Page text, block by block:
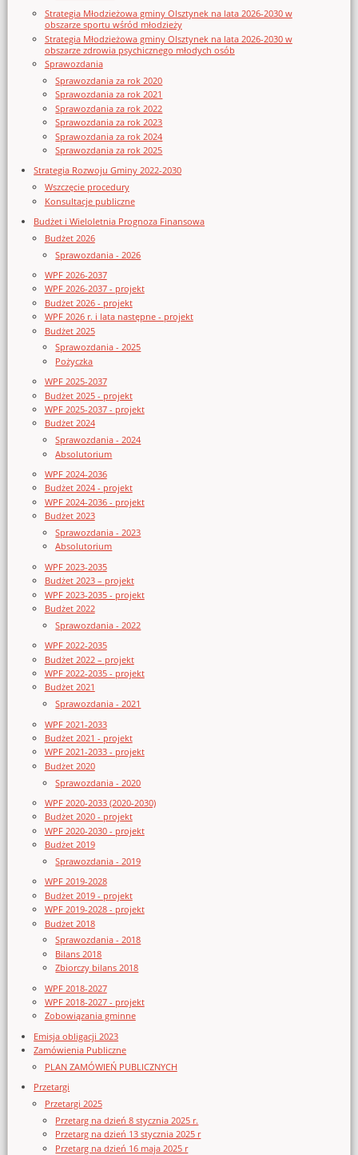
Strategia Młodzieżowa gminy Olsztynek na lata 2026-2030 w
obszarze sportu wśród młodzieży
Strategia Młodzieżowa gminy Olsztynek na lata 2026-2030 w
obszarze zdrowia psychicznego młodych osób
Sprawozdania
Sprawozdania za rok 2020
Sprawozdania za rok 2021
Sprawozdania za rok 2022
Sprawozdania za rok 2023
Sprawozdania za rok 2024
Sprawozdania za rok 2025
Strategia Rozwoju Gminy 2022-2030
Wszczęcie procedury
Konsultacje publiczne
Budżet i Wieloletnia Prognoza Finansowa
Budżet 2026
Sprawozdania - 2026
WPF 2026-2037
WPF 2026-2037 - projekt
Budżet 2026 - projekt
WPF 2026 r. i lata następne - projekt
Budżet 2025
Sprawozdania - 2025
Pożyczka
WPF 2025-2037
Budżet 2025 - projekt
WPF 2025-2037 - projekt
Budżet 2024
Sprawozdania - 2024
Absolutorium
WPF 2024-2036
Budżet 2024 - projekt
WPF 2024-2036 - projekt
Budżet 2023
Sprawozdania - 2023
Absolutorium
WPF 2023-2035
Budżet 2023 – projekt
WPF 2023-2035 - projekt
Budżet 2022
Sprawozdania - 2022
WPF 2022-2035
Budżet 2022 – projekt
WPF 2022-2035 - projekt
Budżet 2021
Sprawozdania - 2021
WPF 2021-2033
Budżet 2021 - projekt
WPF 2021-2033 - projekt
Budżet 2020
Sprawozdania - 2020
WPF 2020-2033 (2020-2030)
Budżet 2020 - projekt
WPF 2020-2030 - projekt
Budżet 2019
Sprawozdania - 2019
WPF 2019-2028
Budżet 2019 - projekt
WPF 2019-2028 - projekt
Budżet 2018
Sprawozdania - 2018
Bilans 2018
Zbiorczy bilans 2018
WPF 2018-2027
WPF 2018-2027 - projekt
Zobowiązania gminne
Emisja obligacji 2023
Zamówienia Publiczne
PLAN ZAMÓWIEŃ PUBLICZNYCH
Przetargi
Przetargi 2025
Przetarg na dzień 8 stycznia 2025 r.
Przetarg na dzień 13 stycznia 2025 r
Przetarg na dzień 16 maja 2025 r